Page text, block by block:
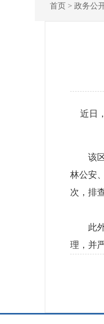
首页> 政务公
近日，
该区
林公安
次，排
此外
理，并